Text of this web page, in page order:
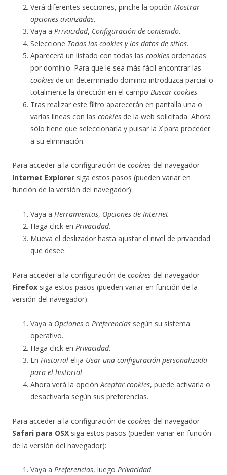
Verá diferentes secciones, pinche la opción Mostrar
opciones avanzadas.
Vaya a Privacidad, Configuración de contenido.
Seleccione Todas las cookies y los datos de sitios.
Aparecerá un listado con todas las cookies ordenadas
por dominio. Para que le sea más fácil encontrar las
cookies de un determinado dominio introduzca parcial o
totalmente la dirección en el campo Buscar cookies.
Tras realizar este filtro aparecerán en pantalla una o
varias líneas con las cookies de la web solicitada. Ahora
sólo tiene que seleccionarla y pulsar laXpara proceder
a su eliminación.
Para acceder a la configuración de cookies del navegador
Internet Explorer siga estos pasos (pueden variar en
función de la versión del navegador):
Vaya a Herramientas, Opciones de Internet
Haga click en Privacidad.
Mueva el deslizador hasta ajustar el nivel de privacidad
que desee.
Para acceder a la configuración de cookies del navegador
Firefox siga estos pasos (pueden variar en función de la
versión del navegador):
Vaya a Opciones o Preferencias según su sistema
operativo.
Haga click en Privacidad.
En Historial elija Usar una configuración personalizada
para el historial.
Ahora verá la opciónAceptar cookies, puede activarla o
desactivarla según sus preferencias.
Para acceder a la configuración de cookies del navegador
Safari para OSX siga estos pasos (pueden variar en función
de la versión del navegador):
Vaya a Preferencias, luego Privacidad.